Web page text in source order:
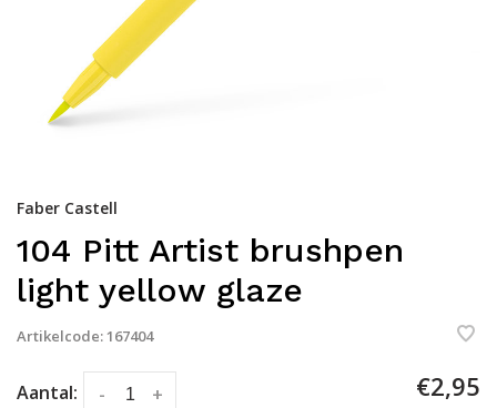
Faber Castell
104 Pitt Artist brushpen
light yellow glaze
Artikelcode:167404
Aantal: +
- €2,95